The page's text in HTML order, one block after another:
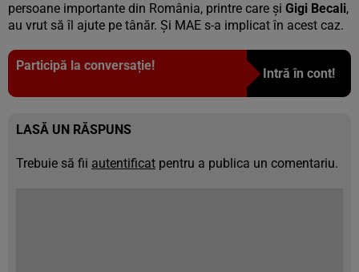
persoane importante din România, printre care şi Gigi Becali,
au vrut să îl ajute pe tânăr. Şi MAE s-a implicat în acest caz.
Participă la conversație!
Intră în cont!
LASĂ UN RĂSPUNS
Trebuie să fii autentificat pentru a publica un comentariu.